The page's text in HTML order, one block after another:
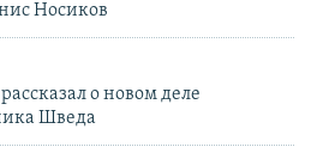
Носиков
о новом деле
Шведа